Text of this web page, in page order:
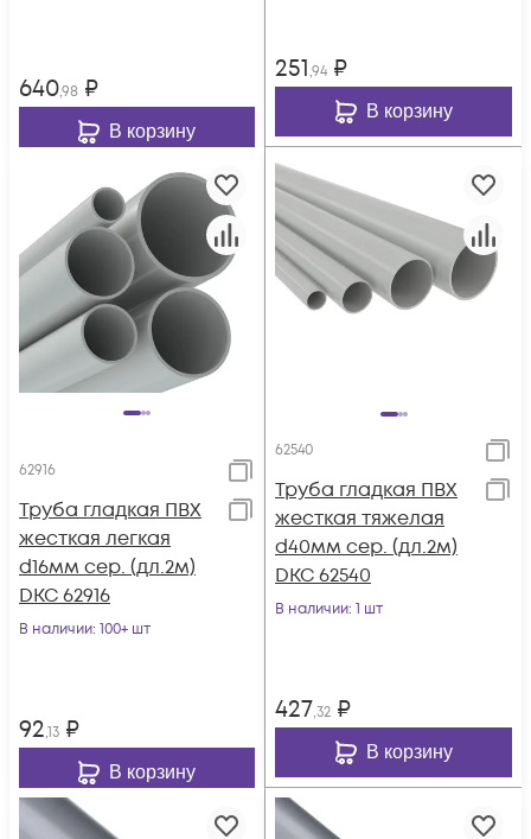
640,98 ₽
В корзину
251,94 ₽
В корзину
62916
Труба гладкая ПВХ
жесткая легкая
d16мм сер. (дл.2м)
DKC 62916
В наличии: 100+ шт
92,13 ₽
В корзину
62540
Труба гладкая ПВХ
жесткая тяжелая
d40мм сер. (дл.2м)
DKC 62540
В наличии: 1 шт
427,32 ₽
В корзину